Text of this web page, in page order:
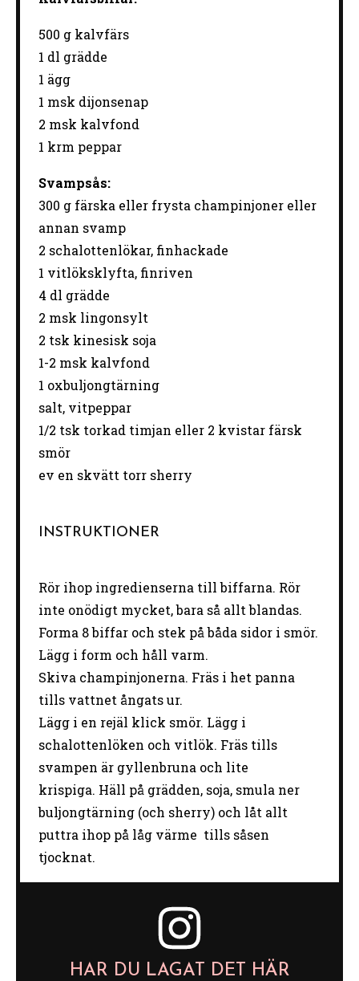
500 gkalvfärs
1 dl grädde
1 ägg
1 msk dijonsenap
2 msk kalvfond
1 krm peppar
Svampsås:
300 g färska eller frysta champinjoner eller
annan svamp
2 schalottenlökar, finhackade
1 vitlöksklyfta, finriven
4 dl grädde
2 msk lingonsylt
2 tsk kinesisk soja
1-2 msk kalvfond
1 oxbuljongtärning
salt, vitpeppar
1/2 tsk torkad timjan eller 2 kvistar färsk
smör
ev en skvätt torr sherry
INSTRUKTIONER
Rör ihop ingredienserna till biffarna. Rör
inte onödigt mycket, bara så allt blandas.
Forma 8 biffar och stek på båda sidor i smör.
Lägg i form och håll varm.
Skiva champinjonerna. Fräs i het panna
tills vattnet ångats ur.
Lägg i en rejäl klick smör. Lägg i
schalottenlöken och vitlök. Fräs tills
svampen är gyllenbruna och lite
krispiga. Häll på grädden, soja, smula ner
buljongtärning (och sherry) och låt allt
puttra ihop på låg värme tills såsen
tjocknat.
HAR DU LAGAT DET HÄR